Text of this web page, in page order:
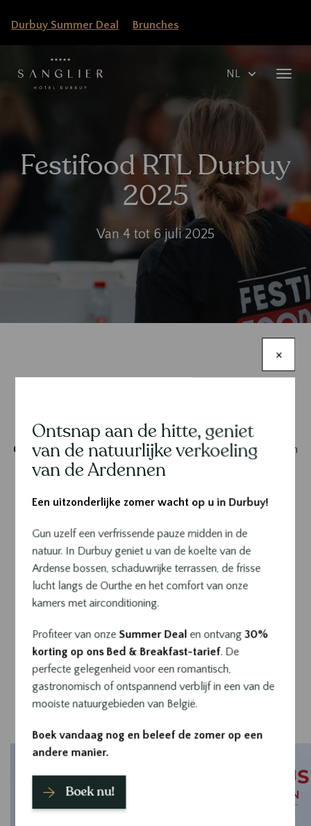
naar
inhoud
Durbuy Summer Deal Brunches
Festifood RTL Durbuy
2025
Dates
Van 4 tot 6 juli 2025
language
Op 4, 5 en 6 julikeert Le Festifoodterug naar Durbuy in een
feestelijke sfeer waar culinaire lekkernijen worden
Michelingids, is dit evenement een niet te missen afspraak in
de regio geworden. Elk gerecht wordt aangeboden aan een
prijs van €12.
Grijp deze unieke kans om uitzonderlijke gerechten te
Gratis toegang
📍 Place aux Foires, 6940 Durbuy
Affiche
×
Contenu
Ontsnap aan de hitte, geniet
van de natuurlijke verkoeling
van de Ardennen
Een uitzonderlijke zomer wacht op u in Durbuy!
Gun uzelf een verfrissende pauze midden in de
natuur. In Durbuy geniet u van de koelte van de
Ardense bossen, schaduwrijke terrassen, de frisse
lucht langs de Ourthe en het comfort van onze
kamers met airconditioning.
Profiteer van onze Summer Deal en ontvang30%
korting op ons Bed & Breakfast-tarief. De
perfecte gelegenheid voor een romantisch,
gastronomisch of ontspannend verblijf in een van de
mooiste natuurgebieden van België.
Boek vandaag nog en beleef de zomer op een
andere manier.
Boek nu!